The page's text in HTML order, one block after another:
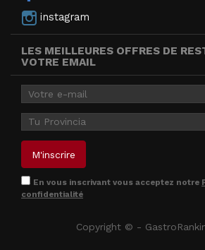
instagram
LES MEILLEURES OFFRES DE
VOTRE EMAIL
En vous inscrivant vous acceptez notre
confidentialité
Copyright © -